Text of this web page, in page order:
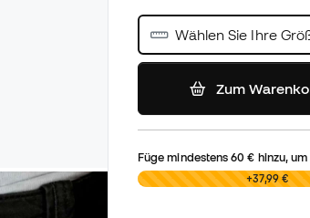
Wählen Sie Ihre
Zum
Füge mindestens60 € hinzu,
0,00 € +37,99 €